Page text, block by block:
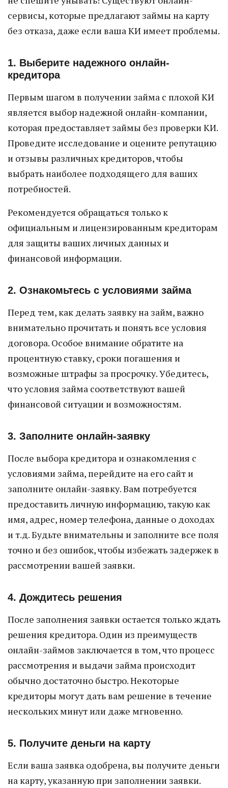
сервисы, которые предлагают займы на карту
без отказа, даже если ваша КИ имеет проблемы.
1. Выберите надежного онлайн-
кредитора
Первым шагом в получении займа с плохой КИ
является выбор надежной онлайн-компании,
которая предоставляет займы без проверки КИ.
Проведите исследование и оцените репутацию
и отзывы различных кредиторов, чтобы
выбрать наиболее подходящего для ваших
потребностей.
Рекомендуется обращаться только к
официальным и лицензированным кредиторам
для защиты ваших личных данных и
финансовой информации.
2. Ознакомьтесь с условиями займа
Перед тем, как делать заявку на займ, важно
внимательно прочитать и понять все условия
договора. Особое внимание обратите на
процентную ставку, сроки погашения и
возможные штрафы за просрочку. Убедитесь,
что условия займа соответствуют вашей
финансовой ситуации и возможностям.
3. Заполните онлайн-заявку
После выбора кредитора и ознакомления с
условиями займа, перейдите на его сайт и
заполните онлайн-заявку. Вам потребуется
предоставить личную информацию, такую как
имя, адрес, номер телефона, данные о доходах
и т.д. Будьте внимательны и заполните все поля
точно и без ошибок, чтобы избежать задержек в
рассмотрении вашей заявки.
4. Дождитесь решения
После заполнения заявки остается только ждать
решения кредитора. Один из преимуществ
онлайн-займов заключается в том, что процесс
рассмотрения и выдачи займа происходит
обычно достаточно быстро. Некоторые
кредиторы могут дать вам решение в течение
нескольких минут или даже мгновенно.
5. Получите деньги на карту
Если ваша заявка одобрена, вы получите деньги
на карту, указанную при заполнении заявки.